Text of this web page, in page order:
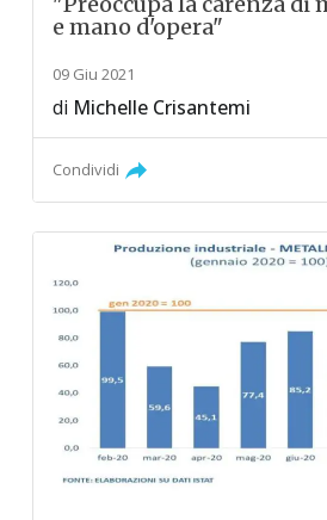
e mano d'opera"
09 Giu 2021
di Michelle Crisantemi
Condividi